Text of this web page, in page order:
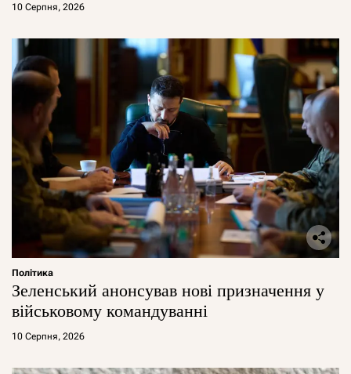
10 Серпня, 2026
Політика
Зеленський анонсував нові призначення у
військовому командуванні
10 Серпня, 2026